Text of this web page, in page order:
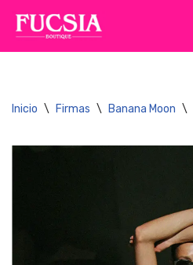
Saltar
Inicio \ Firmas \ Banana Moon \